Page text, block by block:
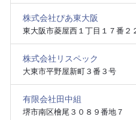
株式会社ぴあ東大阪
東大阪市菱屋西１丁目１７番２
株式会社リスペック
大東市平野屋新町３番３号
有限会社田中組
堺市南区檜尾３０８９番地７